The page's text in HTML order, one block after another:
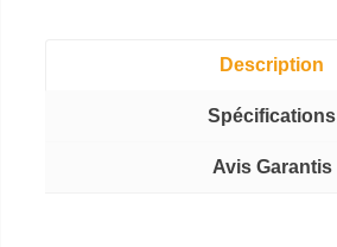
Description
Spécifications
Avis Garantis